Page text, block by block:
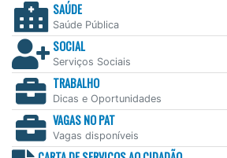
SAÚDE
Saúde Pública
SOCIAL
Serviços Sociais
TRABALHO
Dicas e Oportunidades
VAGAS NO PAT
Vagas disponíveis